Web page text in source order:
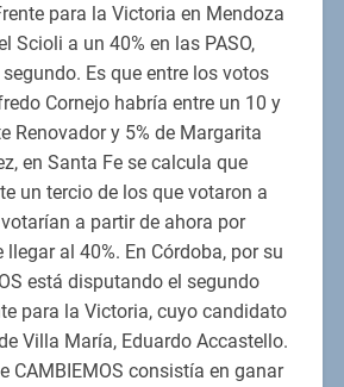
para la Victoria en Mendoza
Scioli a un 40% en las PASO,
Es que entre los votos
Cornejo habría entre un 10 y
Renovador y 5% de Margarita
en Santa Fe se calcula que
un tercio de los que votaron a
a partir de ahora por
llegar al 40%. En Córdoba, por su
está disputando el segundo
para la Victoria, cuyo candidato
Villa María, Eduardo Accastello.
CAMBIEMOS consistía en ganar